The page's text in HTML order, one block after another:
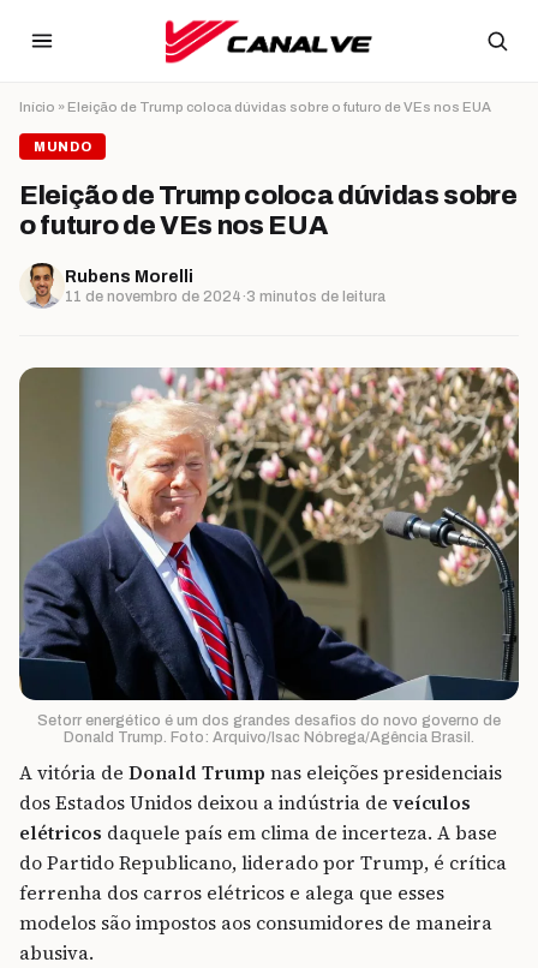
Início » Eleição de Trump coloca dúvidas sobre o futuro de VEs nos EUA
MUNDO
Eleição de Trump coloca dúvidas sobre
o futuro de VEs nos EUA
Rubens Morelli
11 de novembro de 2024·3 minutos de leitura
Setorr energético é um dos grandes desafios do novo governo de
Donald Trump. Foto: Arquivo/Isac Nóbrega/Agência Brasil.
A vitória de Donald Trump nas eleições presidenciais
dos Estados Unidos deixou a indústria de veículos
elétricos daquele país em clima de incerteza. A base
do Partido Republicano, liderado por Trump, é crítica
ferrenha dos carros elétricos e alega que esses
modelos são impostos aos consumidores de maneira
abusiva.